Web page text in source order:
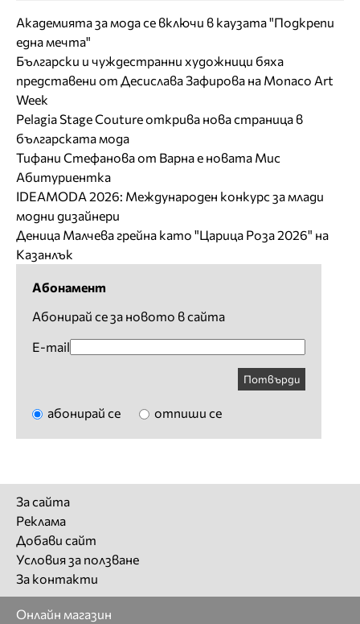
Академията за мода се включи в каузата "Подкрепи
една мечта"
Български и чуждестранни художници бяха
представени от Десислава Зафирова на Monaco Art
Week
Pelagia Stage Couture открива нова страница в
българската мода
Тифани Стефанова от Варна е новата Мис
Абитуриентка
IDEAMODA 2026: Международен конкурс за млади
модни дизайнери
Деница Малчева грейна като "Царица Роза 2026" на
Казанлък
Абонамент
Абонирай се за новото в сайта
E-mail
Потвърди
абонирай се отпиши се
За сайта
Реклама
Добави сайт
Условия за ползване
За контакти
Онлайн магазин